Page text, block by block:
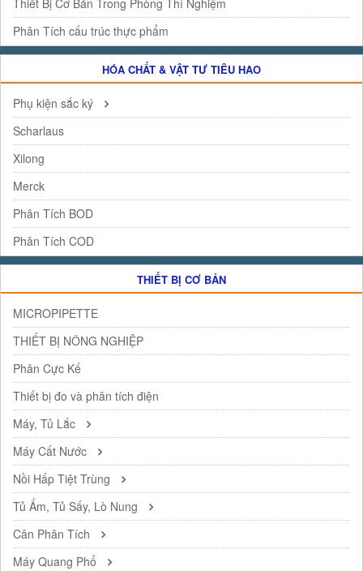
Thiết Bị Cơ Bản Trong Phòng Thí Nghiệm
Phân Tích cấu trúc thực phẩm
HÓA CHẤT & VẬT TƯ TIÊU HAO
Phụ kiện sắc ký
Scharlaus
Xilong
Merck
Phân Tích BOD
Phân Tích COD
THIẾT BỊ CƠ BẢN
MICROPIPETTE
THIẾT BỊ NÔNG NGHIỆP
Phân Cực Kế
Thiết bị đo và phân tích điện
Máy, Tủ Lắc
Máy Cất Nước
Nồi Hấp Tiệt Trùng
Tủ Ấm, Tủ Sấy, Lò Nung
Cân Phân Tích
Máy Quang Phổ